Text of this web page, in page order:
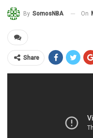
By SomosNBA On
Share